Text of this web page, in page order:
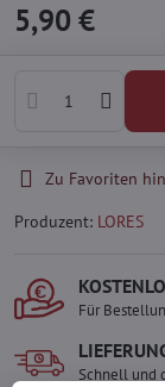
5,90 €
Zu Favoriten
Produzent: LORES
Für
Schnell und